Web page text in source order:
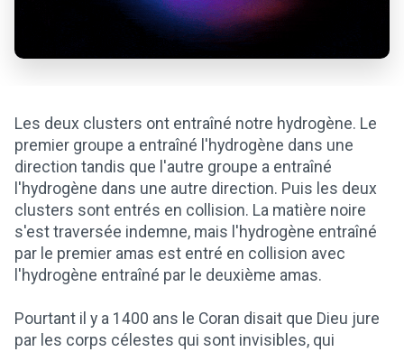
Les deux clusters ont entraîné notre hydrogène. Le
premier groupe a entraîné l'hydrogène dans une
direction tandis que l'autre groupe a entraîné
l'hydrogène dans une autre direction. Puis les deux
clusters sont entrés en collision. La matière noire
s'est traversée indemne, mais l'hydrogène entraîné
par le premier amas est entré en collision avec
l'hydrogène entraîné par le deuxième amas.
Pourtant il y a 1400 ans le Coran disait que Dieu jure
par les corps célestes qui sont invisibles, qui